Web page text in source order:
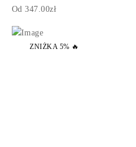
Od 347.00zł
ZNIŻKA 5% 🔥